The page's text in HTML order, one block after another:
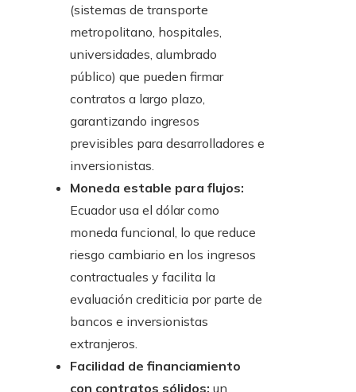
(sistemas de transporte
metropolitano, hospitales,
universidades, alumbrado
público) que pueden firmar
contratos a largo plazo,
garantizando ingresos
previsibles para desarrolladores e
inversionistas.
Moneda estable para flujos:
Ecuador usa el dólar como
moneda funcional, lo que reduce
riesgo cambiario en los ingresos
contractuales y facilita la
evaluación crediticia por parte de
bancos e inversionistas
extranjeros.
Facilidad de financiamiento
con contratos sólidos: un